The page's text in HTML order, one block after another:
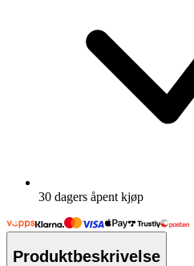
30 dagers åpent kjøp
Produktbeskrivelse